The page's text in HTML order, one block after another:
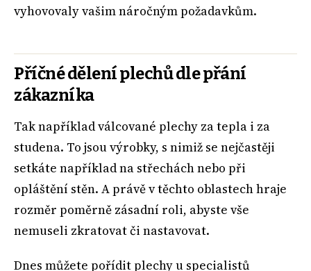
vyhovovaly vašim náročným požadavkům.
Příčné dělení plechů dle přání
zákazníka
Tak například válcované plechy za tepla i za
studena. To jsou výrobky, s nimiž se nejčastěji
setkáte například na střechách nebo při
opláštění stěn. A právě v těchto oblastech hraje
rozměr poměrně zásadní roli, abyste vše
nemuseli zkratovat či nastavovat.
Dnes můžete pořídit plechy u specialistů